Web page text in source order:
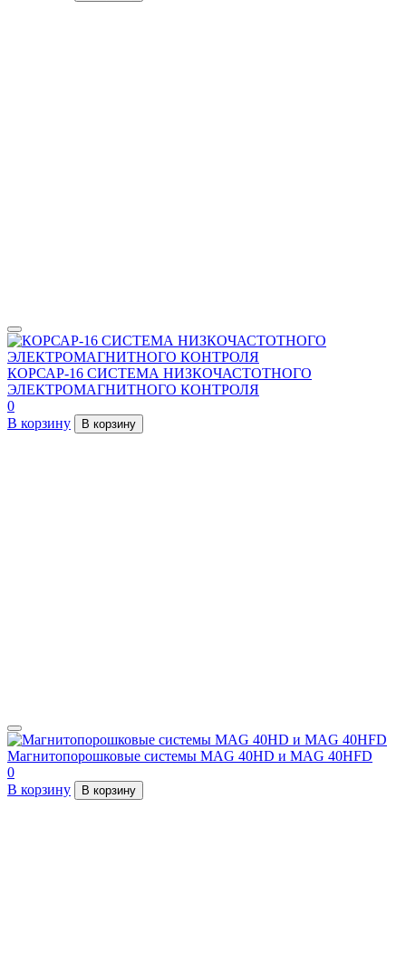
КОРСАР-16 СИСТЕМА НИЗКОЧАСТОТНОГО
ЭЛЕКТРОМАГНИТНОГО КОНТРОЛЯ
0
В корзину
В корзину
Магнитопорошковые системы MAG 40HD и MAG 40HFD
0
В корзину
В корзину